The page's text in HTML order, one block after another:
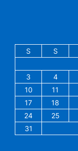
S S
3
4
10
11
17
18
24
25
31